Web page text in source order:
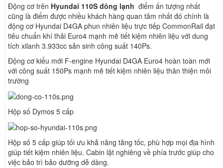
Động cơ trên Hyundai 110S đông lạnh điểm ấn tượng nhất
cũng là điểm được nhiều khách hàng quan tâm nhất đó chính là
động cơ Hyundai D4GA phun nhiên liệu trực tiếp CommonRail đạt
tiêu chuẩn khí thải Euro4 mạnh mẽ tiết kiệm nhiên liệu với dung
tích xilanh 3.933cc sản sinh công suất 140Ps.
Động cơ kiểu mới F-engine Hyundai D4GA Euro4 hoàn toàn mới
với công suất 150Ps mạnh mẽ tiết kiệm nhiên liệu thân thiện môi
trường
Hộp số Dymos 5 cấp
Hộp số 5 cấp giúp tối ưu khả năng tăng tốc, phù hợp mọi địa hình
giúp tiết kiệm nhiên liệu. Cabin lật nghiêng về phía trước giúp cho
việc bảo trì bảo dưỡng dễ dàng.